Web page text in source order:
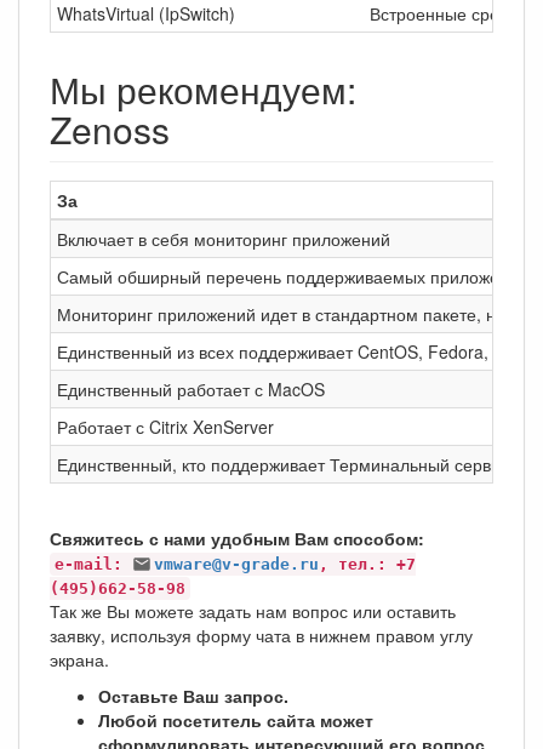
WhatsVirtual (IpSwitch)
Встроенные
Мы рекомендуем:
Zenoss
За
Включает в себя мониторинг приложений
Самый обширный перечень поддерживаемых приложений
Мониторинг приложений идет в стандартном пакете,
Единственный из всех поддерживает CentOS, Fedora,
Единственный работает с MacOS
Работает с Citrix XenServer
Единственный, кто поддерживает Терминальный сервис от
Свяжитесь с нами удобным Вам способом:
e-mail: vmware@v-grade.ru , тел.: +7
(495)662-58-98
Так же Вы можете задать нам вопрос или оставить
заявку, используя форму чата в нижнем правом углу
экрана.
Оставьте Ваш запрос.
Любой посетитель сайта может
сформулировать интересующий его вопрос